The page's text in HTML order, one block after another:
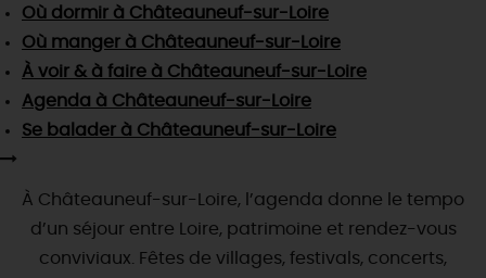
TOUTES LES ACTIVITÉS
Visitesgourmandesetcréatives
Vins etvignobles
Chic, une aire de pique-nique
Par ici les guinguettes
Que rapporter du Loiret ?
TOUT L'ART DE VIVRE
Des vacances auprès des animaux 🐎
(re)Découvrir les coulisses de la Faïencerie de
Expérimenterles parcours Baludik
Rendez-vous de la nature en 2026
Des sorties en famille dans le Loiret !
SE REPÉRER, SE DÉPLACER
INFOS & SERVICES
RÉSERVERMAINTENANT
Où dormir à Châteauneuf-sur-Loire
Où manger à Châteauneuf-sur-Loire
À voir & à faire à Châteauneuf-sur-Loire
Agenda à Châteauneuf-sur-Loire
Se balader à Châteauneuf-sur-Loire
À Châteauneuf-sur-Loire, l’agenda donne le tempo
d’un séjour entre Loire, patrimoine et rendez-vous
conviviaux. Fêtes de villages, festivals, concerts,